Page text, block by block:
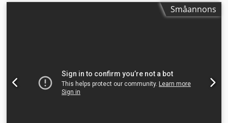
Småannons